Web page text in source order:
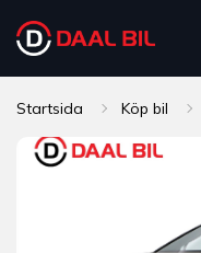
Startsida Köp bil